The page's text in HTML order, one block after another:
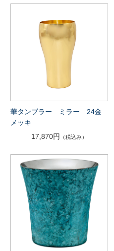
華タンブラー ミラー 24金
メッキ
17,870円
（税込み）